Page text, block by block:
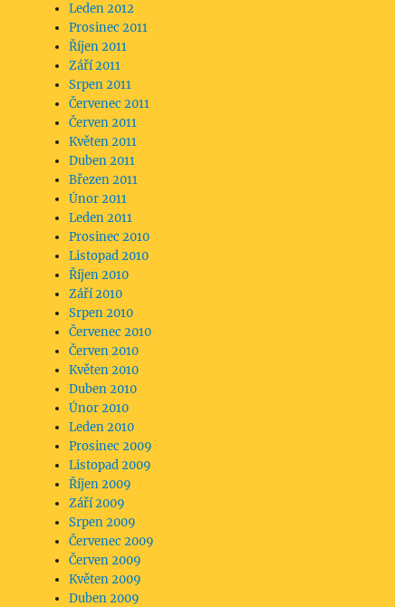
Leden 2012
Prosinec 2011
Říjen 2011
Září 2011
Srpen 2011
Červenec 2011
Červen 2011
Květen 2011
Duben 2011
Březen 2011
Únor 2011
Leden 2011
Prosinec 2010
Listopad 2010
Říjen 2010
Září 2010
Srpen 2010
Červenec 2010
Červen 2010
Květen 2010
Duben 2010
Únor 2010
Leden 2010
Prosinec 2009
Listopad 2009
Říjen 2009
Září 2009
Srpen 2009
Červenec 2009
Červen 2009
Květen 2009
Duben 2009